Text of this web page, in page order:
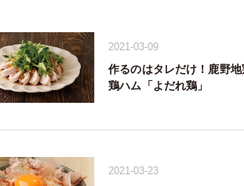
2021-03-09
作るのはタレだけ！鹿野地
鶏ハム「よだれ鶏」
2021-03-23